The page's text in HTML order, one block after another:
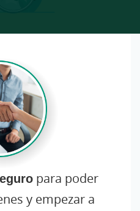
para poder
y empezar a